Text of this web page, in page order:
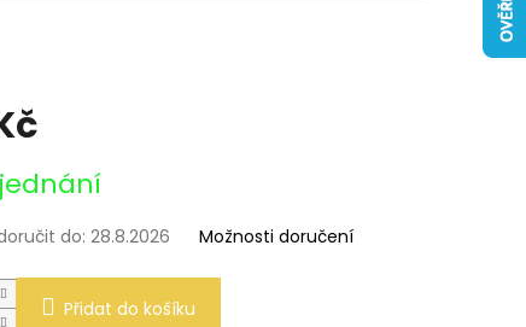
do: 28.8.2026 Možnosti doručení
Přidat do košíku